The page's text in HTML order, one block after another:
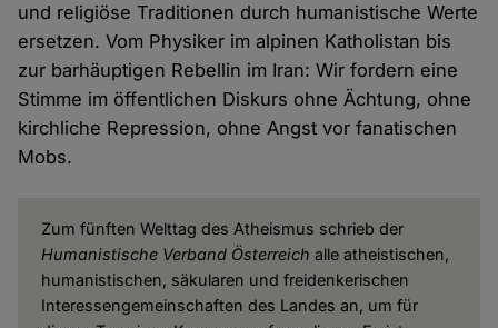
und religiöse Traditionen durch humanistische Werte
ersetzen. Vom Physiker im alpinen Katholistan bis
zur barhäuptigen Rebellin im Iran: Wir fordern eine
Stimme im öffentlichen Diskurs ohne Ächtung, ohne
kirchliche Repression, ohne Angst vor fanatischen
Mobs.
Zum fünften Welttag des Atheismus schrieb der
Humanistische Verband Österreich alle atheistischen,
humanistischen, säkularen und freidenkerischen
Interessengemeinschaften des Landes an, um für